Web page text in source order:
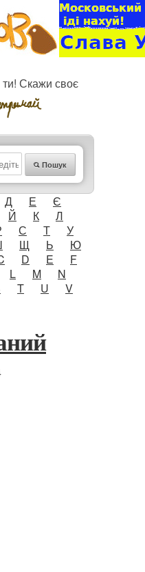
Скажи своє
Пошук
Д Е
Є
Й К
Л
С Т
У
Щ Ь
Ю
D E
F
L M
N
T U
V